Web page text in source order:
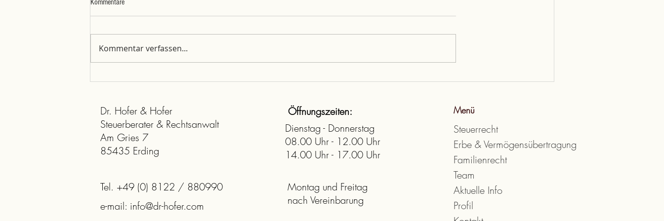
Kommentare
Kommentar verfassen...
Dr. Hofer & Hofer
Steuerberater & Rechtsanwalt
Am Gries 7
85435 Erding
Tel. +49 (0) 8122 / 880990
e-mail: info@dr-hofer.com
Öffnungszeiten: Menü
Montag und Freitag
nach Vereinbarung
Steuerrecht
Erbe & Vermögensübertragung
Familienrecht
Team
Aktuelle Info
Profil
Dienstag - Donnerstag
08.00 Uhr - 12.00 Uhr
14.00 Uhr - 17.00 Uhr